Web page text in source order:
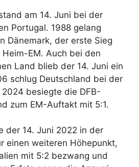
am 14. Juni bei der
Portugal. 1988 gelang
Dänemark, der erste Sieg
EM. Auch bei den
Land blieb der 14. Juni ein
schlug Deutschland bei der
besiegte die DFB-
zum EM-Auftakt mit 5:1.
der 14. Juni 2022 in der
einen weiteren Höhepunkt,
mit 5:2 bezwang und